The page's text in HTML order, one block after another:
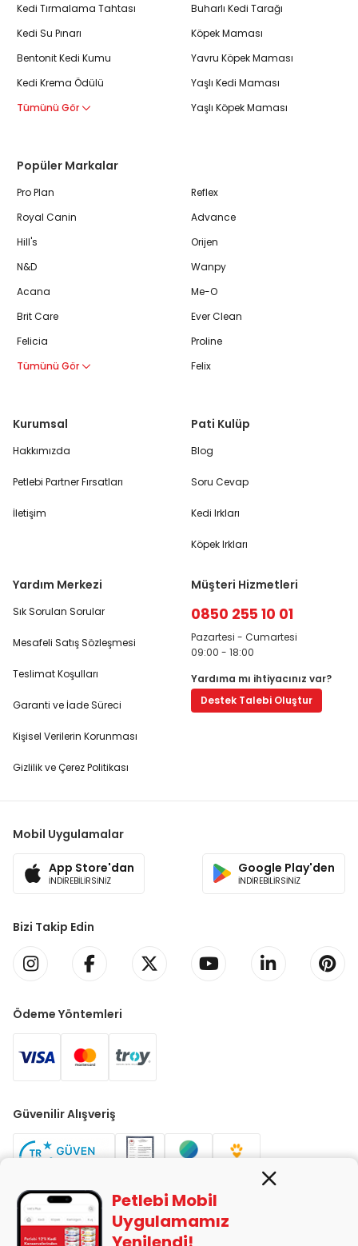
Kedi Tırmalama Tahtası
Kedi Su Pınarı
Bentonit Kedi Kumu
Kedi Krema Ödülü
Tümünü Gör
Buharlı Kedi Tarağı
Köpek Maması
Yavru Köpek Maması
Yaşlı Kedi Maması
Yaşlı Köpek Maması
Popüler Markalar
Pro Plan
Royal Canin
Hill's
N&D
Acana
Brit Care
Felicia
Tümünü Gör
Reflex
Advance
Orijen
Wanpy
Me-O
Ever Clean
Proline
Felix
Kurumsal
Hakkımızda
Petlebi Partner Fırsatları
İletişim
Pati Kulüp
Blog
Soru Cevap
Kedi Irkları
Köpek Irkları
Yardım Merkezi
Sık Sorulan Sorular
Mesafeli Satış Sözleşmesi
Teslimat Koşulları
Garanti ve İade Süreci
Kişisel Verilerin Korunması
Gizlilik ve Çerez Politikası
Müşteri Hizmetleri
0850 255 10 01
Pazartesi - Cumartesi
09:00 - 18:00
Yardıma mı ihtiyacınız var?
Destek Talebi Oluştur
Mobil Uygulamalar
App Store'dan
İNDİREBİLİRSİNİZ
Google Play'den
İNDİREBİLİRSİNİZ
Bizi Takip Edin
Ödeme Yöntemleri
Güvenilir Alışveriş
Petlebi Mobil
Uygulamamız